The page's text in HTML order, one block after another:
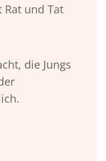
und Tat
die Jungs